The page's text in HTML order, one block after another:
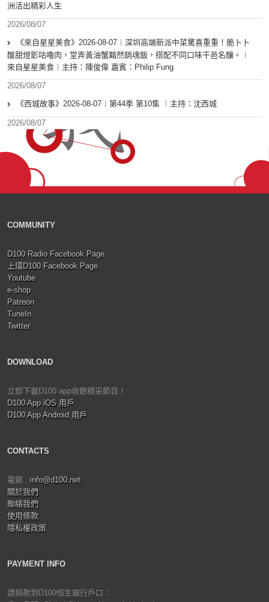
洲活出精彩人生
2026/08/07
《來自星星美食》2026-08-07︱深圳高端新派中菜驚喜重重！脆卜卜
酸甜燈影咕嚕肉，堂弄黃油蟹黯然銷魂飯，搭配不同口味干邑名釀。︱
來自星星美食︱主持：陳俊偉 嘉賓：Philip Fung
2026/08/07
《西城故事》2026-08-07︱第44季 第10集 ︱主持：沈西城
2026/08/07
COMMUNITY
D100 Radio Facebook Page
上環D100 Facebook Page
Youtube
e-shop
Patreon
TuneIn
Twitter
DOWNLOAD
立即下載D100 app收聽精采節目！
D100 App iOS 用戶
D100 App Android 用戶
CONTACTS
電郵 : info@d100.net
關於我們
聯絡我們
使用條款
隱私權政策
PAYMENT INFO
請捐款到D100恒生銀行戶口：